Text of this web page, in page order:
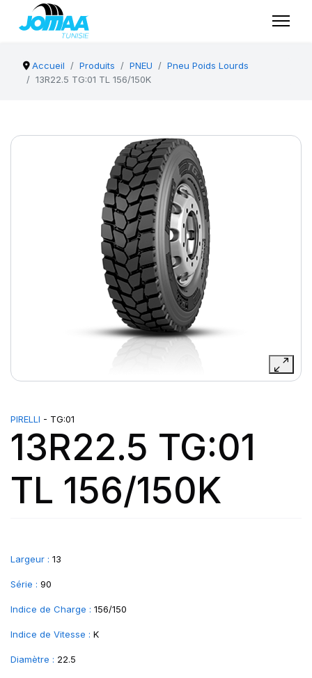
Accueil Produits PNEU
Pneu Poids Lourds
13R22.5 TG:01 TL 156/150K
PIRELLI - TG:01
13R22.5 TG:01
TL 156/150K
Largeur : 13
Série : 90
Indice de Charge : 156/150
Indice de Vitesse : K
Diamètre : 22.5